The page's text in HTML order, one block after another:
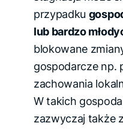
przypadku
lub bardzo
blokowane
gospodarcze np.
zachowania
W takich
zazwyczaj także